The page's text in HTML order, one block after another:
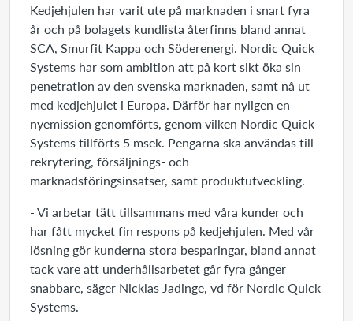
Kedjehjulen har varit ute på marknaden i snart fyra
år och på bolagets kundlista återfinns bland annat
SCA, Smurfit Kappa och Söderenergi. Nordic Quick
Systems har som ambition att på kort sikt öka sin
penetration av den svenska marknaden, samt nå ut
med kedjehjulet i Europa. Därför har nyligen en
nyemission genomförts, genom vilken Nordic Quick
Systems tillförts 5 msek. Pengarna ska användas till
rekrytering, försäljnings- och
marknadsföringsinsatser, samt produktutveckling.
- Vi arbetar tätt tillsammans med våra kunder och
har fått mycket fin respons på kedjehjulen. Med vår
lösning gör kunderna stora besparingar, bland annat
tack vare att underhållsarbetet går fyra gånger
snabbare, säger Nicklas Jadinge, vd för Nordic Quick
Systems.